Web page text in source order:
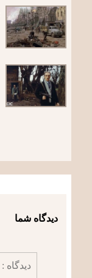
دیدگاه شما